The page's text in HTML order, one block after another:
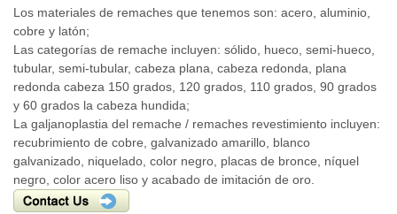
Los materiales de remaches que tenemos son: acero, aluminio,
cobre y latón;
Las categorías de remache incluyen: sólido, hueco, semi-hueco,
tubular, semi-tubular, cabeza plana, cabeza redonda, plana
redonda cabeza 150 grados, 120 grados, 110 grados, 90 grados
y 60 grados la cabeza hundida;
La galjanoplastia del remache / remaches revestimiento incluyen:
recubrimiento de cobre, galvanizado amarillo, blanco
galvanizado, niquelado, color negro, placas de bronce, níquel
negro, color acero liso y acabado de imitación de oro.